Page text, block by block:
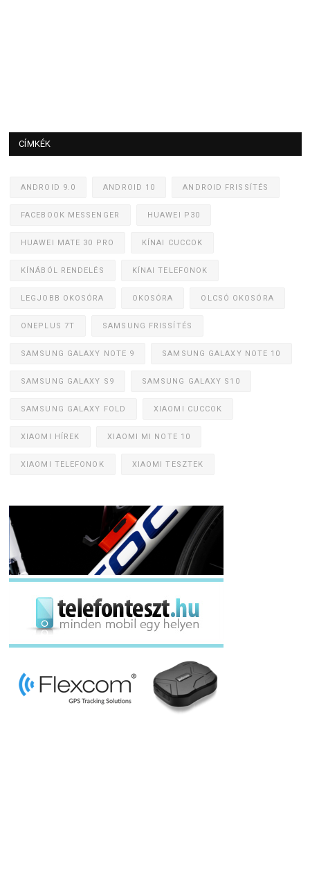
CÍMKÉK
ANDROID 9.0 ANDROID 10 ANDROID FRISSÍTÉS
FACEBOOK MESSENGER HUAWEI P30
HUAWEI MATE 30 PRO KÍNAI CUCCOK
KÍNÁBÓL RENDELÉS KÍNAI TELEFONOK
LEGJOBB OKOSÓRA OKOSÓRA OLCSÓ OKOSÓRA
ONEPLUS 7T SAMSUNG FRISSÍTÉS
SAMSUNG GALAXY NOTE 9 SAMSUNG GALAXY NOTE 10
SAMSUNG GALAXY S9 SAMSUNG GALAXY S10
SAMSUNG GALAXY FOLD XIAOMI CUCCOK
XIAOMI HÍREK XIAOMI MI NOTE 10
XIAOMI TELEFONOK XIAOMI TESZTEK